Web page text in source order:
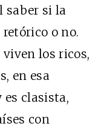
saber si la
o no.
los ricos,
en esa
es clasista,
con